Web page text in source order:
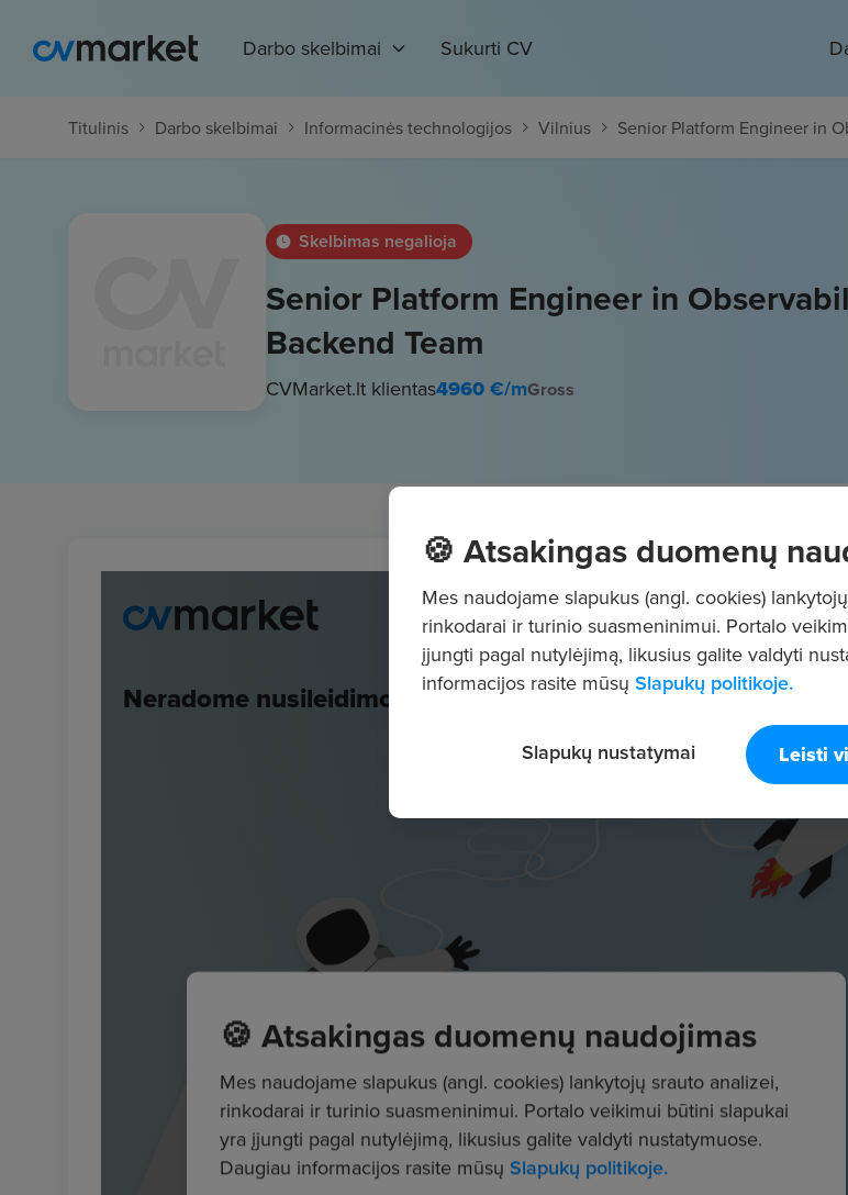
Darbo skelbimai Sukurti CV
Titulinis Darbo skelbimai Informacinės technologijos Vilnius Senior Platform Engineer in
Skelbimas negalioja
Senior Platform Engineer in
Backend Team
CVMarket.lt klientas4960€/mGross
🍪 Atsakingas duomenų
Mes naudojame slapukus (angl. cookies)
rinkodarai ir turinio suasmeninimui. Portalo
įjungti pagal nutylėjimą, likusius galite valdyti
informacijos rasite mūsų Slapukų politikoje.
Leisti
Slapukų nustatymai